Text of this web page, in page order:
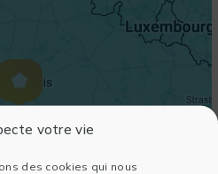
votre vie
des cookies qui nous